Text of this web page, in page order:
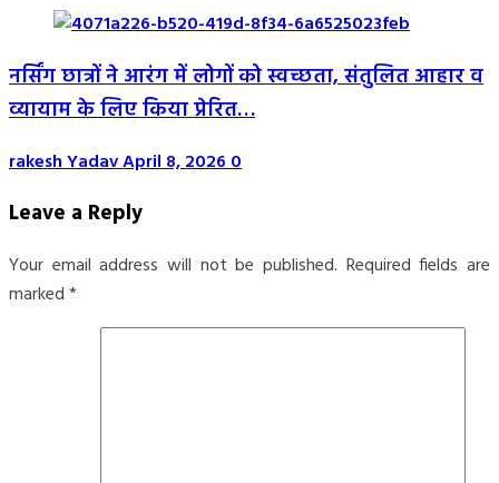
नर्सिंग छात्रों ने आरंग में लोगों को स्वच्छता, संतुलित आहार व
व्यायाम के लिए किया प्रेरित…
rakesh YadavApril 8, 20260
Leave a Reply
Your email address will not be published. Required fields are
marked*